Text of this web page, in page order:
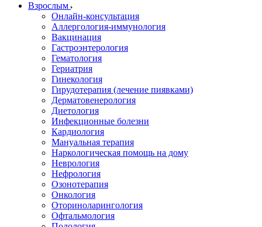
Взрослым
Онлайн-консультация
Аллергология-иммунология
Вакцинация
Гастроэнтерология
Гематология
Гериатрия
Гинекология
Гирудотерапия (лечение пиявками)
Дерматовенерология
Диетология
Инфекционные болезни
Кардиология
Мануальная терапия
Наркологическая помощь на дому
Неврология
Нефрология
Озонотерапия
Онкология
Оториноларингология
Офтальмология